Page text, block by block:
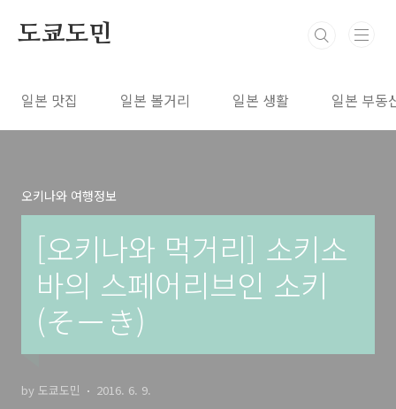
도쿄도민
일본 맛집 일본 볼거리 일본 생활 일본 부동
오키나와 여행정보
[오키나와 먹거리] 소키소
바의 스페어리브인 소키
(そーき)
by 도쿄도민 2016. 6. 9.